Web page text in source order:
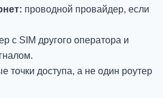
проводной провайдер, если
с SIM другого оператора и
точки доступа, а не один роутер